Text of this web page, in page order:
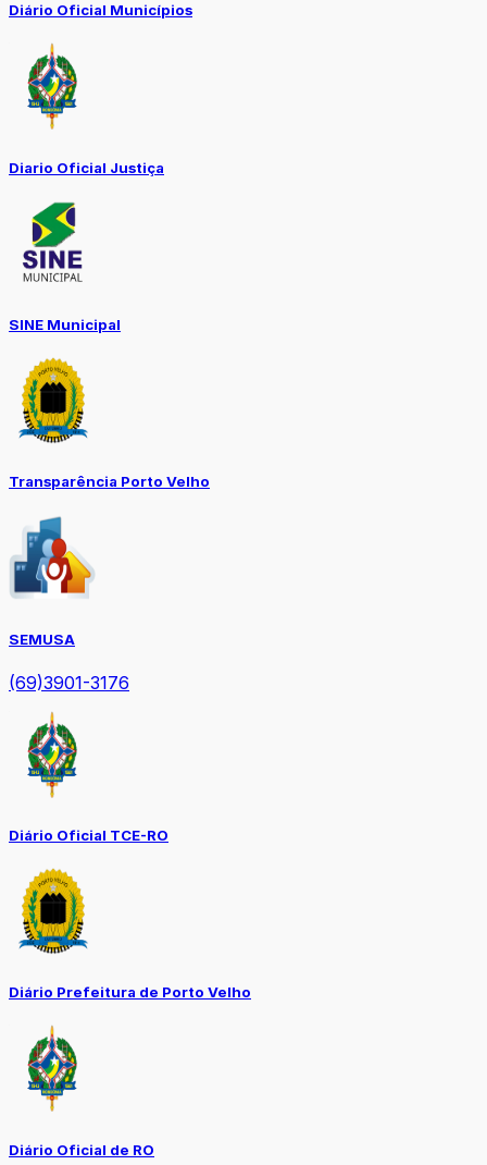
Diário Oficial Municípios
Diario Oficial Justiça
SINE Municipal
Transparência Porto Velho
SEMUSA
(69)3901-3176
Diário Oficial TCE-RO
Diário Prefeitura de Porto Velho
Diário Oficial de RO